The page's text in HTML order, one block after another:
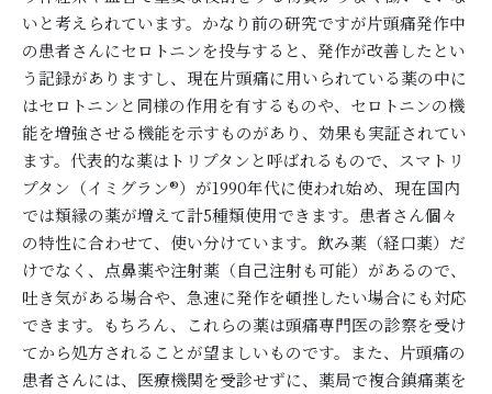
いと考えられています。かなり前の研究ですが片頭痛発作中
の患者さんにセロトニンを投与すると、発作が改善したとい
う記録がありますし、現在片頭痛に用いられている薬の中に
はセロトニンと同様の作用を有するものや、セロトニンの機
能を増強させる機能を示すものがあり、効果も実証されてい
ます。代表的な薬はトリプタンと呼ばれるもので、スマトリ
プタン（イミグラン®）が1990年代に使われ始め、現在国内
では類縁の薬が増えて計5種類使用できます。患者さん個々
の特性に合わせて、使い分けています。飲み薬（経口薬）だ
けでなく、点鼻薬や注射薬（自己注射も可能）があるので、
吐き気がある場合や、急速に発作を頓挫したい場合にも対応
できます。もちろん、これらの薬は頭痛専門医の診察を受け
てから処方されることが望ましいものです。また、片頭痛の
患者さんには、医療機関を受診せずに、薬局で複合鎮痛薬を